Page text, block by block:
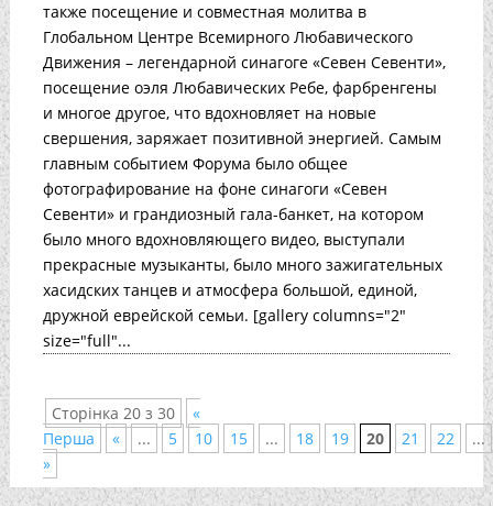
также посещение и совместная молитва в
Глобальном Центре Всемирного Любавического
Движения – легендарной синагоге «Севен Севенти»,
посещение оэля Любавических Ребе, фарбренгены
и многое другое, что вдохновляет на новые
свершения, заряжает позитивной энергией. Самым
главным событием Форума было общее
фотографирование на фоне синагоги «Севен
Севенти» и грандиозный гала-банкет, на котором
было много вдохновляющего видео, выступали
прекрасные музыканты, было много зажигательных
хасидских танцев и атмосфера большой, единой,
дружной еврейской семьи. [gallery columns="2"
size="full"...
Сторінка 20 з 30
«
Перша
« ... 5 10 15 ... 18 19 20 21 22
...
»